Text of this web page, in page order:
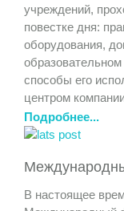
учреждений,
повестке дня:
оборудования,
способы его
центром
обучения и
удовольствие от
Подробнее...
В настоящее